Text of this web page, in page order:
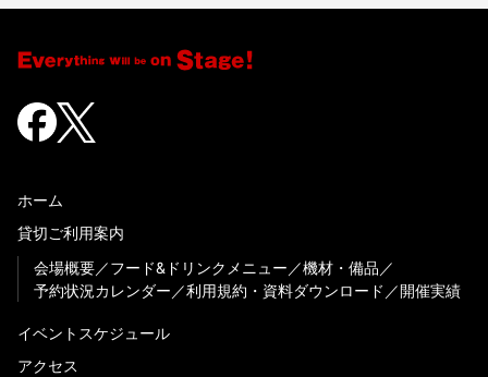
ホーム
貸切ご利用案内
会場概要
フード&ドリンクメニュー
機材・備品
予約状況カレンダー
利用規約・資料ダウンロード 開催実績
イベントスケジュール
アクセス